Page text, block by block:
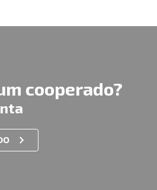
cooperado?